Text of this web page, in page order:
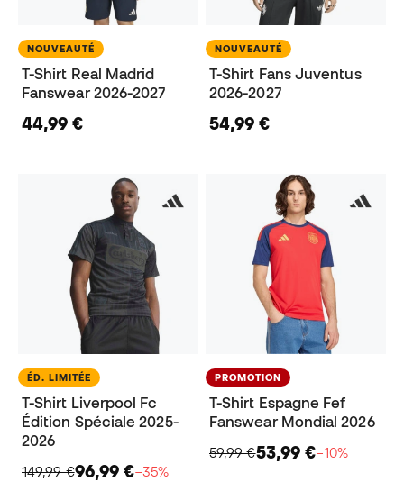
NOUVEAUTÉ
T-Shirt Real Madrid
Fanswear 2026-2027
44,99 €
NOUVEAUTÉ
T-Shirt Fans Juventus
2026-2027
54,99 €
ÉD. LIMITÉE
T-Shirt Liverpool Fc
Édition Spéciale 2025-
2026
149,99 €96,99 €−35%
PROMOTION
T-Shirt Espagne Fef
Fanswear Mondial 2026
59,99 €53,99 €−10%